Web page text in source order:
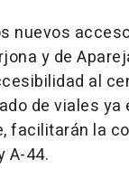
nuevos
y de
al
de viales ya
facilitarán la
A-44.